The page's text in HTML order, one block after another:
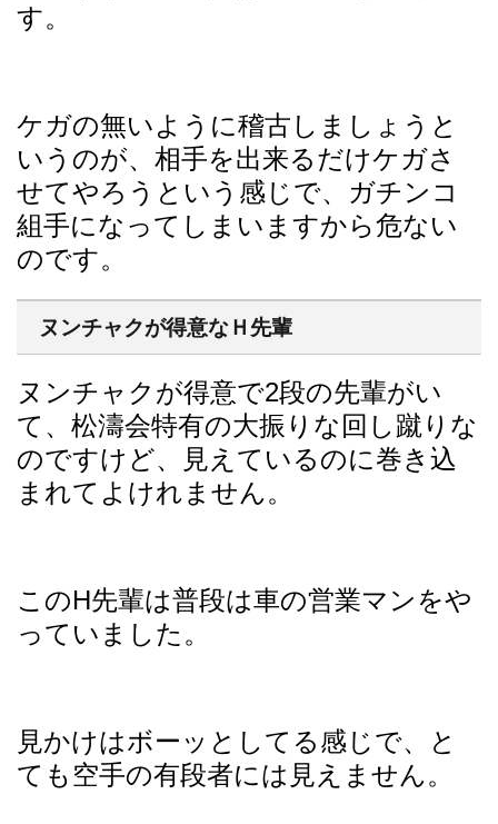
す。
ケガの無いように稽古しましょうと
いうのが、相手を出来るだけケガさ
せてやろうという感じで、ガチンコ
組手になってしまいますから危ない
のです。
ヌンチャクが得意なＨ先輩
ヌンチャクが得意で2段の先輩がい
て、松濤会特有の大振りな回し蹴りな
のですけど、見えているのに巻き込
まれてよけれません。
このH先輩は普段は車の営業マンをや
っていました。
見かけはボーッとしてる感じで、と
ても空手の有段者には見えません。